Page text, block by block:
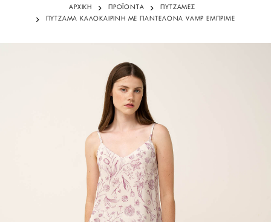
ΑΡΧΙΚΗ ΠΡΟΪΌΝΤΑ
ΠΥΤΖΑΜΕΣ
ΠΥΤΖΑΜΑ ΚΑΛΟΚΑΙΡΙΝΗ ΜΕ ΠΑΝΤΕΛΟΝΑ VAMP ΕΜΠΡΙΜΕ